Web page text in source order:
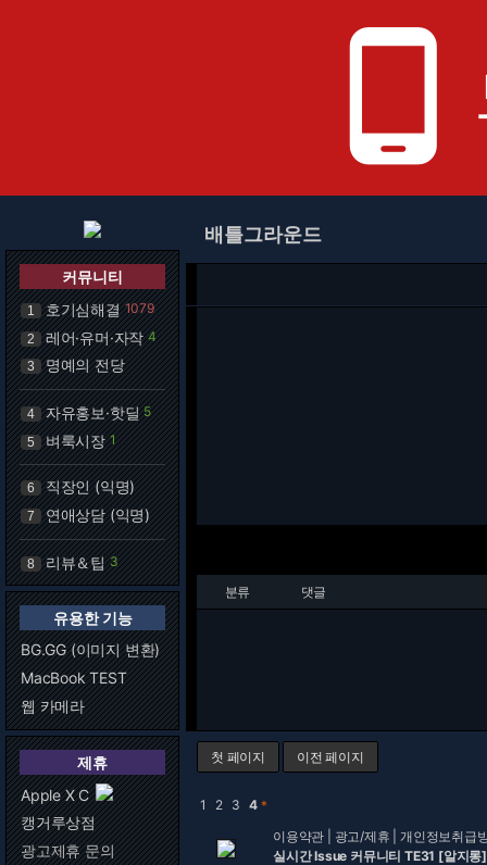
phone_android
커뮤니티
1 호기심해결 1079
2 레어·유머·자작 4
3 명예의 전당
4 자유홍보·핫딜 5
5 벼룩시장 1
6 직장인 (익명)
7 연애상담 (익명)
8 리뷰＆팁 3
유용한 기능
BG.GG (이미지 변환)
MacBook TEST
웹 카메라
제휴
Apple X C
캥거루상점
광고제휴 문의
배틀그라운드
분류 댓글
첫 페이지 이전 페이지
1 2 3 4 ＊
이용약관
광고/제휴 |개인정보취급
실시간 Issue 커뮤니티 TE31 [알지